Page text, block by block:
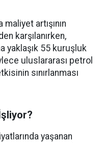
artışının
karşılanırken,
yaklaşık 55 kuruşluk
uluslararası petrol
sınırlanması
yaşanan